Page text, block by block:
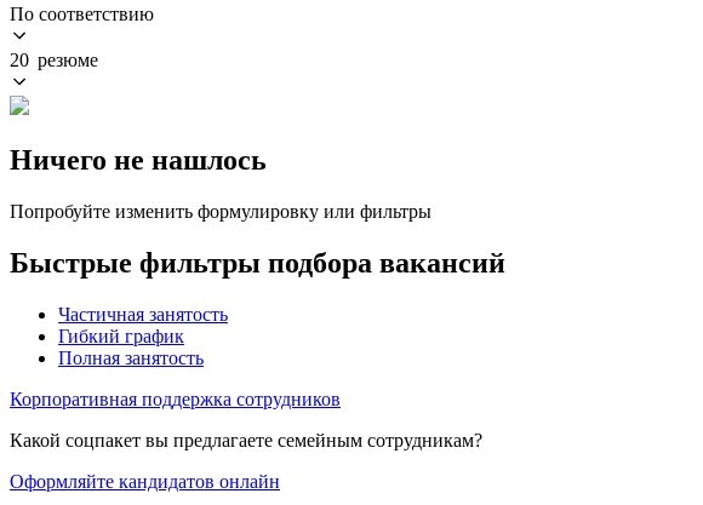
По соответствию
20 резюме
Ничего не нашлось
Попробуйте изменить формулировку или фильтры
Быстрые фильтры подбора вакансий
Частичная занятость
Гибкий график
Полная занятость
Корпоративная поддержка сотрудников
Какой соцпакет вы предлагаете семейным сотрудникам?
Оформляйте кандидатов онлайн